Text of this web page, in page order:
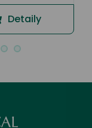
Detaily